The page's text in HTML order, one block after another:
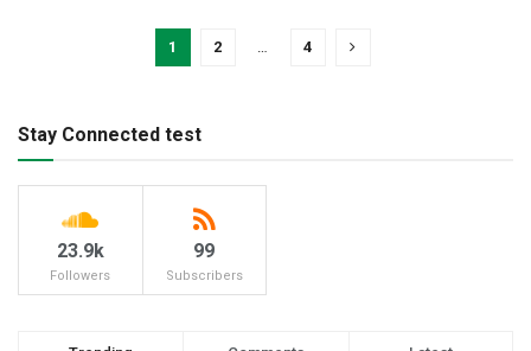
1 2 … 4
Stay Connected test
23.9k
Followers
99
Subscribers